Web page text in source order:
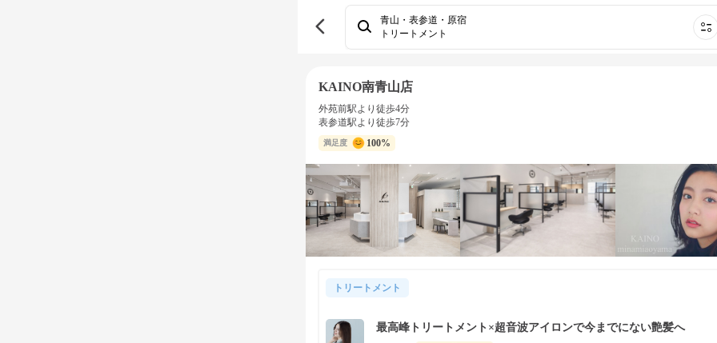
青山・表参道・原宿
トリートメント
KAINO南青山店
外苑前駅より徒歩4分
表参道駅より徒歩7分
満足度 100%
トリートメント
最高峰トリートメント×超音波アイロンで今までにない艶髪へ